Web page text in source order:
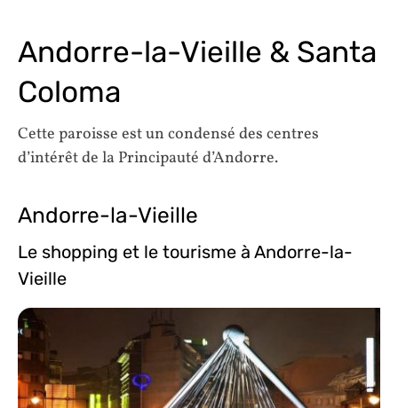
Andorre-la-Vieille & Santa
Coloma
Cette paroisse est un condensé des centres
d’intérêt de la Principauté d’Andorre.
Andorre-la-Vieille
Le shopping et le tourisme à Andorre-la-
Vieille